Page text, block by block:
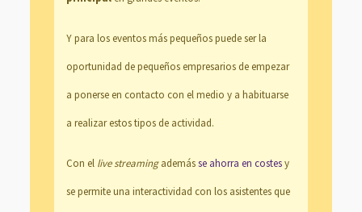
Y para los eventos más pequeños puede ser la
oportunidad de pequeños empresarios de empezar
a ponerse en contacto con el medio y a habituarse
a realizar estos tipos de actividad.
Con el live streamingademásse ahorra en costesy
se permite una interactividad con los asistentes que